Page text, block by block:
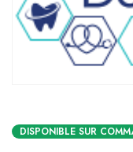
DISPONIBLE SUR